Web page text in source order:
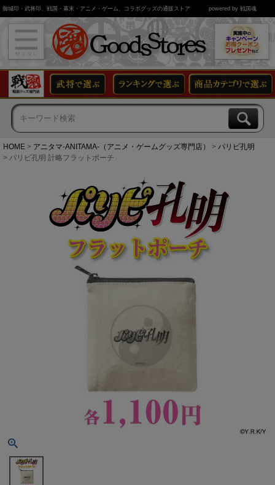
御城印・武将印、戦国・幕末・アニメ・ゲーム、コラボグッズの通販ストア powered by 戦国魂
HOME アニタマ-ANITAMA-（アニメ・ゲームグッズ専門店）
パリピ孔明
パリピ孔明 計略フラットポーチ